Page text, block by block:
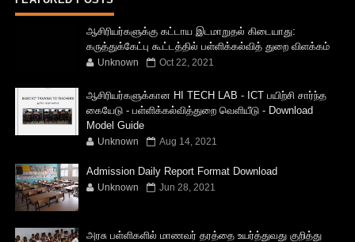
ஆசிரியர்களுக்கு கட்டாய இடமாறுதல் கிடையாது:
கருத்துக்கேட்பு கூட்டத்தில் பள்ளிக்கல்வித் துறை விளக்கம்
Unknown Oct 22, 2021
ஆசிரியர்களுக்கான HI TECH LAB - ICT பயிற்சி சார்ந்த
கையேடு - பள்ளிக்கல்வித்துறை வெளியீடு - Download
Model Guide
Unknown Aug 14, 2021
Admission Daily Report Format Download
Unknown Jun 28, 2021
அரசு பள்ளிகளில் மாணவர் தரத்தை உயர்த்துவது குறித்து